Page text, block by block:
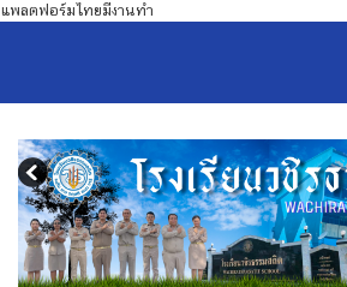
แพลตฟอร์มไทยมีงานทำ